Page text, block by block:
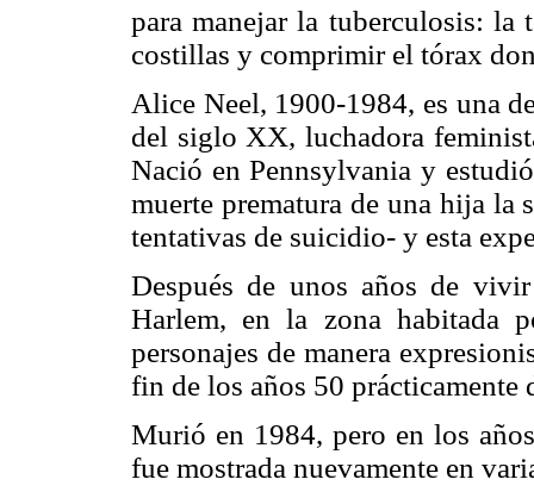
para manejar la tuberculosis: la
costillas y comprimir el tórax
Alice Neel, 1900-1984, es una
del siglo XX, luchadora
Nació en Pennsylvania y
muerte prematura de una hija la
tentativas de suicidio- y esta
Después de unos años de
Harlem, en la zona habitada
personajes de manera
fin de los años 50 prácticamente
Murió en 1984, pero en los
fue mostrada nuevamente en